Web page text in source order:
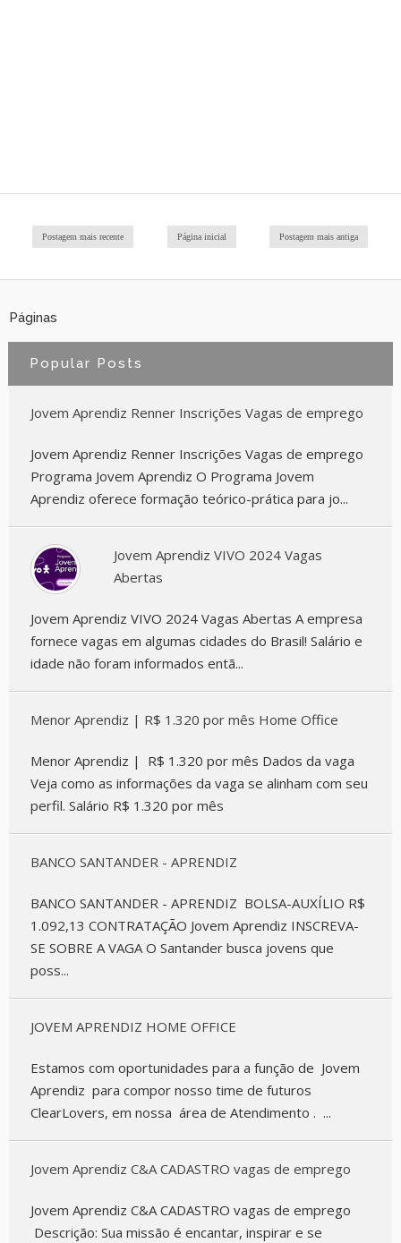
Postagem mais recente Postagem mais antiga
Página inicial
Páginas
Popular Posts
Jovem Aprendiz Renner Inscrições Vagas de emprego
Jovem Aprendiz Renner Inscrições Vagas de emprego
Programa Jovem Aprendiz O Programa Jovem
Aprendiz oferece formação teórico-prática para jo...
Jovem Aprendiz VIVO 2024 Vagas
Abertas
Jovem Aprendiz VIVO 2024 Vagas Abertas A empresa
fornece vagas em algumas cidades do Brasil! Salário e
idade não foram informados entã...
Menor Aprendiz | R$ 1.320 por mês Home Office
Menor Aprendiz | R$ 1.320 por mês Dados da vaga
Veja como as informações da vaga se alinham com seu
perfil. Salário R$ 1.320 por mês
BANCO SANTANDER - APRENDIZ
BANCO SANTANDER - APRENDIZ BOLSA-AUXÍLIO R$
1.092,13 CONTRATAÇÃO Jovem Aprendiz INSCREVA-
SE SOBRE A VAGA O Santander busca jovens que
poss...
JOVEM APRENDIZ HOME OFFICE
Estamos com oportunidades para a função de Jovem
Aprendiz para compor nosso time de futuros
ClearLovers, em nossa área de Atendimento . ...
Jovem Aprendiz C&A CADASTRO vagas de emprego
Jovem Aprendiz C&A CADASTRO vagas de emprego
Descrição: Sua missão é encantar, inspirar e se